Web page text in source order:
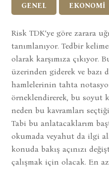
GENEL EKONOMİ
Risk TDK’ye göre zarara
tanımlanıyor. Tedbir
olarak karşımıza çıkıyor.
üzerinden giderek ve bazı
hamlelerinin tahta
örneklendirerek, bu soyut
neden bu kavramları
Tabi bu anlatacaklarım
okumada veyahut da ilgi
konuda bakış açınızı
çalışmak için olacak. En